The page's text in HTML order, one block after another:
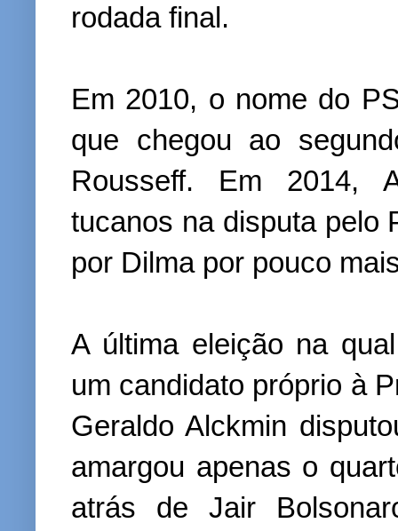
rodada final.
Em 2010, o nome do
que chegou ao
Rousseff. Em 2014,
tucanos na disputa pelo
por Dilma por pouco
A última eleição na
um candidato próprio à
Geraldo Alckmin
amargou apenas o
atrás de Jair